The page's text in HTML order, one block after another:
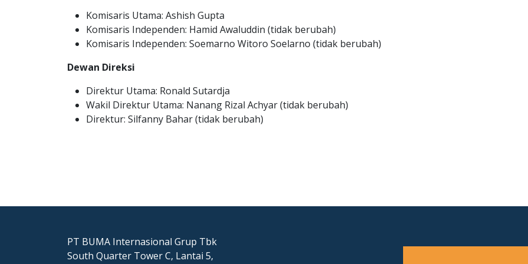
Komisaris Utama: Ashish Gupta
Komisaris Independen: Hamid Awaluddin (tidak berubah)
Komisaris Independen: Soemarno Witoro Soelarno (tidak berubah)
Dewan Direksi
Direktur Utama: Ronald Sutardja
Wakil Direktur Utama: Nanang Rizal Achyar (tidak berubah)
Direktur: Silfanny Bahar (tidak berubah)
PT BUMA Internasional Grup Tbk
South Quarter Tower C, Lantai 5,